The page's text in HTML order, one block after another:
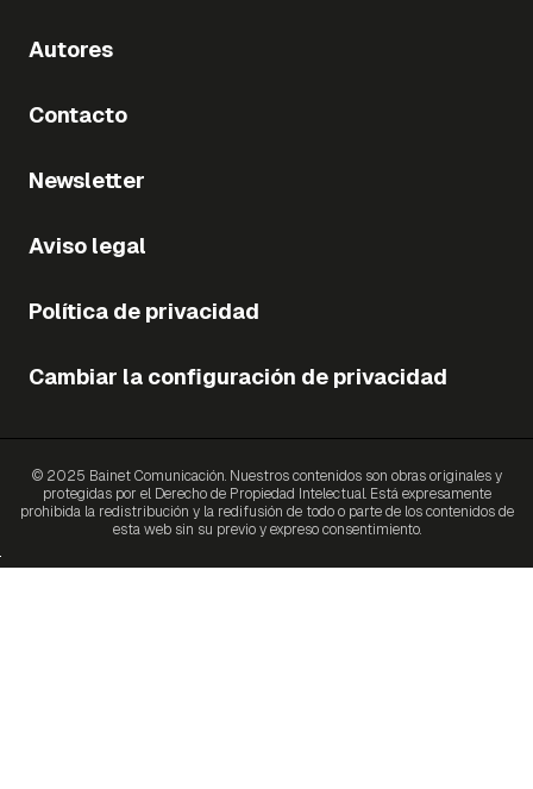
Autores
Contacto
Newsletter
Aviso legal
Política de privacidad
Cambiar la configuración de privacidad
© 2025 Bainet Comunicación. Nuestros contenidos son obras originales y
protegidas por el Derecho de Propiedad Intelectual. Está expresamente
prohibida la redistribución y la redifusión de todo o parte de los contenidos de
esta web sin su previo y expreso consentimiento.